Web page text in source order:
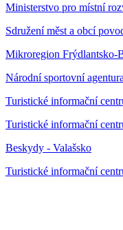
Ministerstvo pro místní
Sdružení měst a obcí
Mikroregion Frýdlantsko-
Národní sportovní agentura
Turistické informační
Turistické informační
Beskydy - Valašsko
Turistické informační